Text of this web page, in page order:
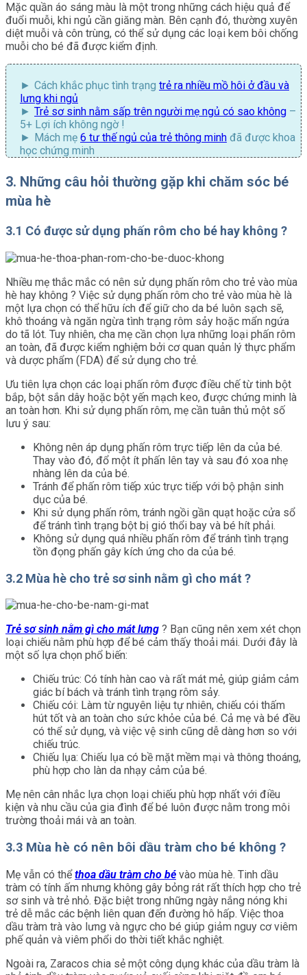
Mặc quần áo sáng màu là một trong những cách hiệu quả để
đuổi muỗi, khi ngủ cần giăng màn. Bên cạnh đó, thường xuyên
diệt muỗi và côn trùng, có thể sử dụng các loại kem bôi chống
muỗi cho bé đã được kiểm định.
Cách khắc phục tình trạng trẻ ra nhiều mồ hôi ở đầu và
lưng khi ngủ
Trẻ sơ sinh nằm sấp trên người mẹ ngủ có sao không –
5+ Lợi ích không ngờ !
Mách mẹ 6 tư thế ngủ của trẻ thông minh đã được khoa
học chứng minh
3. Những câu hỏi thường gặp khi chăm sóc bé
mùa hè
3.1 Có được sử dụng phấn rôm cho bé hay không ?
Nhiều mẹ thắc mắc có nên sử dụng phấn rôm cho trẻ vào mùa
hè hay không ? Việc sử dụng phấn rôm cho trẻ vào mùa hè là
một lựa chọn có thể hữu ích để giữ cho da bé luôn sạch sẽ,
khô thoáng và ngăn ngừa tình trạng rôm sảy hoặc mẩn ngứa
do tã lót. Tuy nhiên, cha mẹ cần chọn lựa những loại phấn rôm
an toàn, đã được kiểm nghiệm bởi cơ quan quản lý thực phẩm
và dược phẩm (FDA) để sử dụng cho trẻ.
Ưu tiên lựa chọn các loại phấn rôm được điều chế từ tinh bột
bắp, bột sắn dây hoặc bột yến mạch keo, được chứng minh là
an toàn hơn. Khi sử dụng phấn rôm, mẹ cần tuân thủ một số
lưu ý sau:
Không nên áp dụng phấn rôm trực tiếp lên da của bé.
Thay vào đó, đổ một ít phấn lên tay và sau đó xoa nhẹ
nhàng lên da của bé.
Tránh để phấn rôm tiếp xúc trực tiếp với bộ phận sinh
dục của bé.
Khi sử dụng phấn rôm, tránh ngồi gần quạt hoặc cửa sổ
để tránh tình trạng bột bị gió thổi bay và bé hít phải.
Không sử dụng quá nhiều phấn rôm để tránh tình trạng
tồn đọng phấn gây kích ứng cho da của bé.
3.2 Mùa hè cho trẻ sơ sinh nằm gì cho mát ?
Trẻ sơ sinh nằm gì cho mát lưng ? Bạn cũng nên xem xét chọn
loại chiếu nằm phù hợp để bé cảm thấy thoải mái. Dưới đây là
một số lựa chọn phổ biến:
Chiếu trúc: Có tính hàn cao và rất mát mẻ, giúp giảm cảm
giác bí bách và tránh tình trạng rôm sảy.
Chiếu cói: Làm từ nguyên liệu tự nhiên, chiếu cói thấm
hút tốt và an toàn cho sức khỏe của bé. Cả mẹ và bé đều
có thể sử dụng, và việc vệ sinh cũng dễ dàng hơn so với
chiếu trúc.
Chiếu lụa: Chiếu lụa có bề mặt mềm mại và thông thoáng,
phù hợp cho làn da nhạy cảm của bé.
Mẹ nên cân nhắc lựa chọn loại chiếu phù hợp nhất với điều
kiện và nhu cầu của gia đình để bé luôn được nằm trong môi
trường thoải mái và an toàn.
3.3 Mùa hè có nên bôi dầu tràm cho bé không ?
Mẹ vẫn có thểthoa dầu tràm cho bé vào mùa hè. Tinh dầu
tràm có tính ấm nhưng không gây bỏng rát rất thích hợp cho trẻ
sơ sinh và trẻ nhỏ. Đặc biệt trong những ngày nắng nóng khi
trẻ dễ mắc các bệnh liên quan đến đường hô hấp. Việc thoa
dầu tràm trà vào lưng và ngực cho bé giúp giảm nguy cơ viêm
phế quản và viêm phổi do thời tiết khắc nghiệt.
Ngoài ra, Zaracos chia sẻ một công dụng khác của dầu tràm là